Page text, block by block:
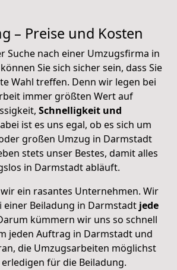
– Preise und Kosten
Suche nach einer Umzugsfirma in
Sie sich sicher sein, dass Sie
Wahl treffen. Denn wir legen bei
immer größten Wert auf
Schnelligkeit und
ist es uns egal, ob es sich um
großen Umzug in Darmstadt
stets unser Bestes, damit alles
in Darmstadt abläuft.
ein rasantes Unternehmen. Wir
einer Beiladung in Darmstadt jede
kümmern wir uns so schnell
jeden Auftrag in Darmstadt und
die Umzugsarbeiten möglichst
für die Beiladung.